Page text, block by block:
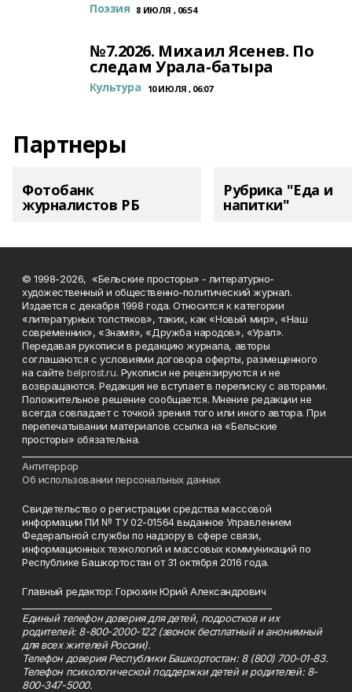
Поэзия 8 ИЮЛЯ , 06:54
№7.2026. Михаил Ясенев. По
следам Урала-батыра
Культура 10 ИЮЛЯ , 06:07
Партнеры
Фотобанк
журналистов РБ
Рубрика "Еда и
напитки"
© 1998-2026, «Бельские просторы» - литературно-
художественный и общественно-политический журнал.
Издается с декабря 1998 года. Относится к категории
«литературных толстяков», таких, как «Новый мир», «Наш
современник», «Знамя», «Дружба народов», «Урал».
Передавая рукописи в редакцию журнала, авторы
соглашаются с условиями договора оферты, размещенного
на сайтеbelprost.ru. Рукописи не рецензируются и не
возвращаются. Редакция не вступает в переписку с авторами.
Положительное решение сообщается. Мнение редакции не
всегда совпадает с точкой зрения того или иного автора. При
перепечатывании материалов ссылка на «Бельские
просторы» обязательна.
Антитеррор
Об использовании персональных данных
Свидетельство о регистрации средства массовой
информации ПИ № ТУ 02-01564 выданное Управлением
Федеральной службы по надзору в сфере связи,
информационных технологий и массовых коммуникаций по
Республике Башкортостан от 31 октября 2016 года.
Главный редактор: Горюхин Юрий Александрович
Единый телефон доверия для детей, подростков и их
родителей: 8-800-2000-122 (звонок бесплатный и анонимный
для всех жителей России).
Телефон доверия Республики Башкортостан: 8 (800) 700-01-83.
Телефон психологической поддержки детей и родителей: 8-
800-347-5000.